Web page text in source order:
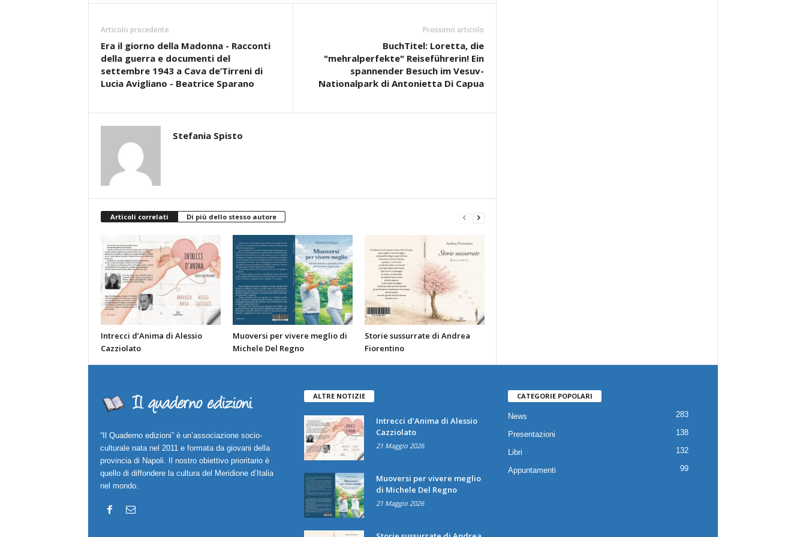
Articolo precedente
Era il giorno della Madonna - Racconti
della guerra e documenti del
settembre 1943 a Cava de’Tirreni di
Lucia Avigliano - Beatrice Sparano
Prossimo articolo
BuchTitel: Loretta, die
"mehralperfekte" Reiseführerin! Ein
spannender Besuch im Vesuv-
Nationalpark di Antonietta Di Capua
Stefania Spisto
Articoli correlati Di più dello stesso autore
Intrecci d’Anima di Alessio
Cazziolato
Muoversi per vivere meglio di
Michele Del Regno
Storie sussurrate di Andrea
Fiorentino
“Il Quaderno edizioni” è un’associazione socio-
culturale nata nel 2011 e formata da giovani della
provincia di Napoli. Il nostro obiettivo prioritario è
quello di diffondere la cultura del Meridione d’Italia
nel mondo.
ALTRE NOTIZIE
Intrecci d’Anima di Alessio
Cazziolato
21 Maggio 2026
Muoversi per vivere meglio
di Michele Del Regno
21 Maggio 2026
CATEGORIE POPOLARI
News 283
Presentazioni 138
Libri 132
Appuntamenti 99